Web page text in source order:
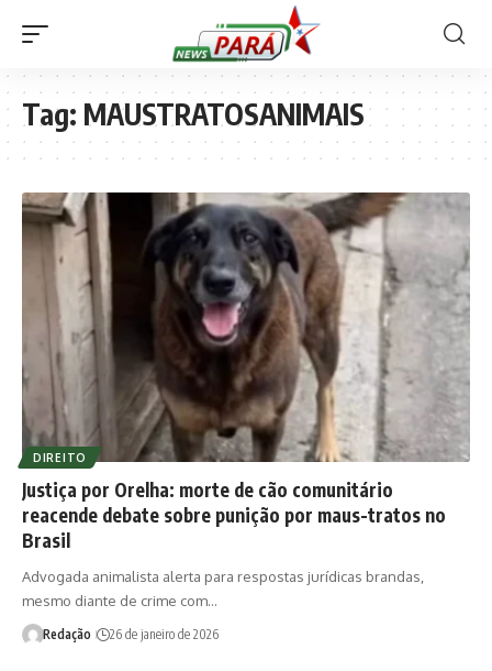
Tag: MAUSTRATOSANIMAIS
DIREITO
Justiça por Orelha: morte de cão comunitário
reacende debate sobre punição por maus-tratos no
Brasil
Advogada animalista alerta para respostas jurídicas brandas,
mesmo diante de crime com…
Redação 26 de janeiro de 2026